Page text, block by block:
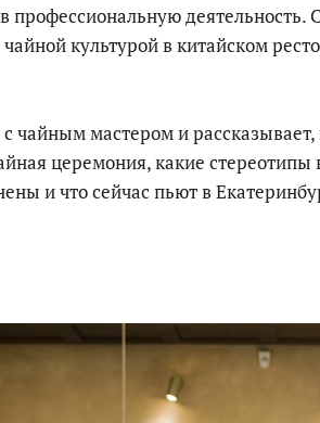
профессиональную деятельность.
культурой в китайском
чайным мастером и рассказывает,
церемония, какие стереотипы
и что сейчас пьют в